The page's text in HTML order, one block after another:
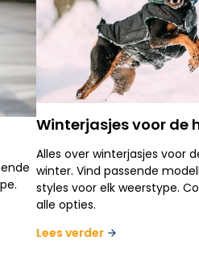
Winterjasjes voor de
Alles over winterjasjes voor
winter. Vind passende
styles voor elk weerstype.
alle opties.
Lees verder